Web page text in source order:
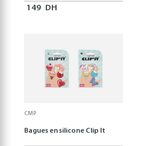
149 DH
CMP
Bagues en silicone Clip It